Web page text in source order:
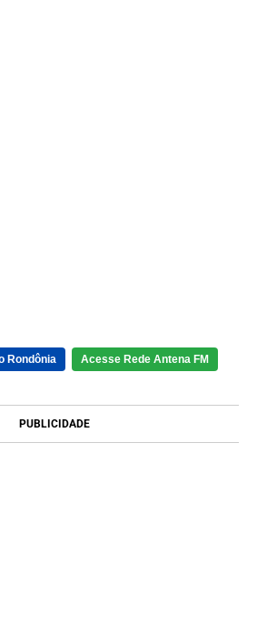
Rondônia Acesse Rede Antena FM
PUBLICIDADE